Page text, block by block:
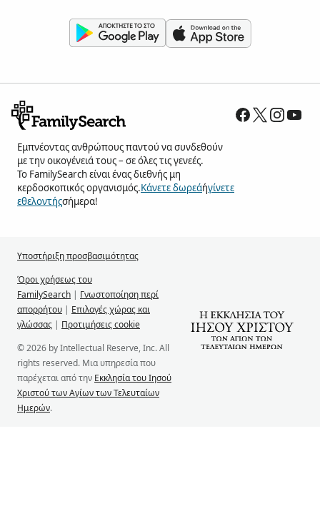
Εμπνέοντας ανθρώπους παντού να συνδεθούν
με την οικογένειά τους – σε όλες τις γενεές.
Το FamilySearch είναι ένας διεθνής μη
κερδοσκοπικός οργανισμός.Κάνετε δωρεάήγίνετε
εθελοντήςσήμερα!
Υποστήριξη προσβασιμότητας
Όροι χρήσεως του
FamilySearch | Γνωστοποίηση περί
απορρήτου | Επιλογές χώρας και
γλώσσας | Προτιμήσεις cookie
© 2026 by Intellectual Reserve, Inc. All
rights reserved. Μια υπηρεσία που
παρέχεται από την Εκκλησία του Ιησού
Χριστού των Αγίων των Τελευταίων
Ημερών.